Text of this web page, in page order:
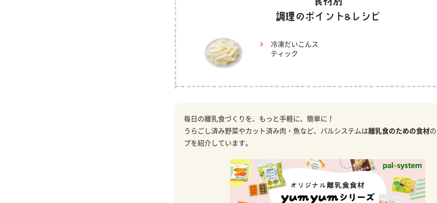
冷凍だいこんス
ティック
毎日の離乳食づくりを、もっと手軽に、簡単に！
うらごし済み野菜やカット済み肉・魚など、パルシステムは離乳食のための食材
プを紹介しています。